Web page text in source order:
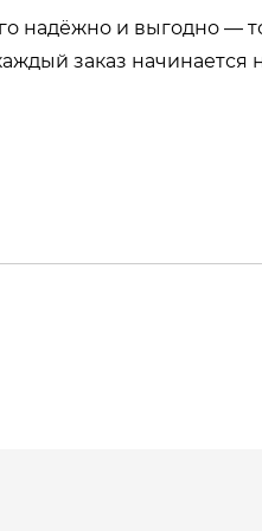
надёжно и выгодно —
заказ начинается